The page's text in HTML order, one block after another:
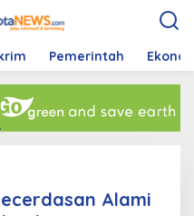
Pemerintah
Alami